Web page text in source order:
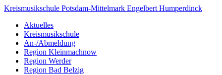
Kreismusikschule Potsdam-Mittelmark Engelbert Humperdinck
Aktuelles
Kreismusikschule
An-/Abmeldung
Region Kleinmachnow
Region Werder
Region Bad Belzig